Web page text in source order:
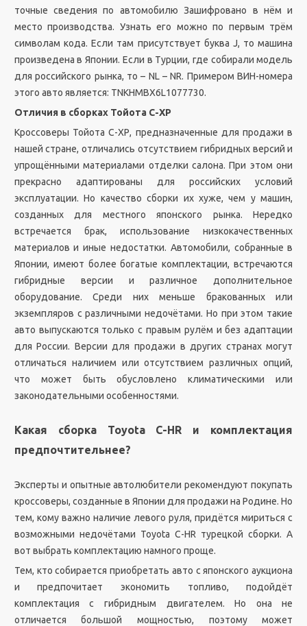
точные сведения по автомобилю Зашифровано в нём и
место производства. Узнать его можно по первым трём
символам кода. Если там присутствует буква J, то машина
произведена в Японии. Если в Турции, где собирали модель
для российского рынка, то – NL – NR. Примером ВИН-номера
этого авто является: TNKHMBX6L1077730.
Отличия в сборках Тойота С-ХР
Кроссоверы Тойота С-ХР, предназначенные для продажи в
нашей стране, отличались отсутствием гибридных версий и
упрощёнными материалами отделки салона. При этом они
прекрасно адаптированы для российских условий
эксплуатации. Но качество сборки их хуже, чем у машин,
созданных для местного японского рынка. Нередко
встречается брак, использование низкокачественных
материалов и иные недостатки. Автомобили, собранные в
Японии, имеют более богатые комплектации, встречаются
гибридные версии и различное дополнительное
оборудование. Среди них меньше бракованных или
экземпляров с различными недочётами. Но при этом такие
авто выпускаются только с правым рулём и без адаптации
для России. Версии для продажи в других странах могут
отличаться наличием или отсутствием различных опций,
что может быть обусловлено климатическими или
законодательными особенностями.
Какая сборка Toyota C-HR и комплектация
предпочтительнее?
Эксперты и опытные автолюбители рекомендуют покупать
кроссоверы, созданные в Японии для продажи на Родине. Но
тем, кому важно наличие левого руля, придётся мириться с
возможными недочётами Toyota C-HR турецкой сборки. А
вот выбрать комплектацию намного проще.
Тем, кто собирается приобретать авто с японского аукциона
и предпочитает экономить топливо, подойдёт
комплектация с гибридным двигателем. Но она не
отличается большой мощностью, поэтому может